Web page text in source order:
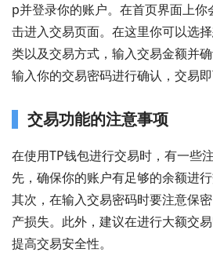
p并登录你的账户。在首页界面上你
击进入交易页面。在这里你可以选
类以及交易方式，输入交易金额并
输入你的交易密码进行确认，交易即
交易功能的注意事项
在使用TP钱包进行交易时，有一些
先，确保你的账户有足够的余额进行
其次，在输入交易密码时要注意保
产损失。此外，建议在进行大额交
提高交易安全性。